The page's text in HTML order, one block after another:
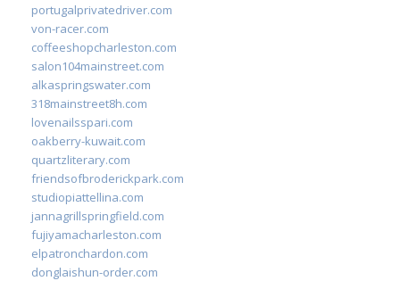
portugalprivatedriver.com
von-racer.com
coffeeshopcharleston.com
salon104mainstreet.com
alkaspringswater.com
318mainstreet8h.com
lovenailsspari.com
oakberry-kuwait.com
quartzliterary.com
friendsofbroderickpark.com
studiopiattellina.com
jannagrillspringfield.com
fujiyamacharleston.com
elpatronchardon.com
donglaishun-order.com